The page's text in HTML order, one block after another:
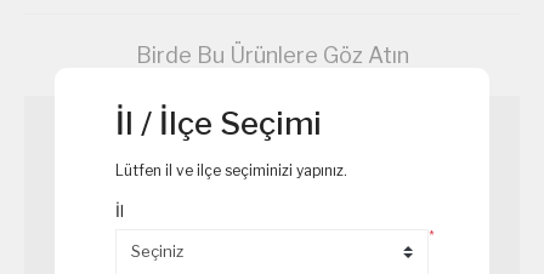
Birde Bu Ürünlere Göz Atın
İl / İlçe Seçimi
Lütfen il ve ilçe seçiminizi yapınız.
İl
*